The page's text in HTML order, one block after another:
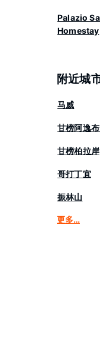
Palazio
Homestay
附近城
马威
甘榜阿逸
甘榜柏拉岸
哥打丁宜
振林山
更多…